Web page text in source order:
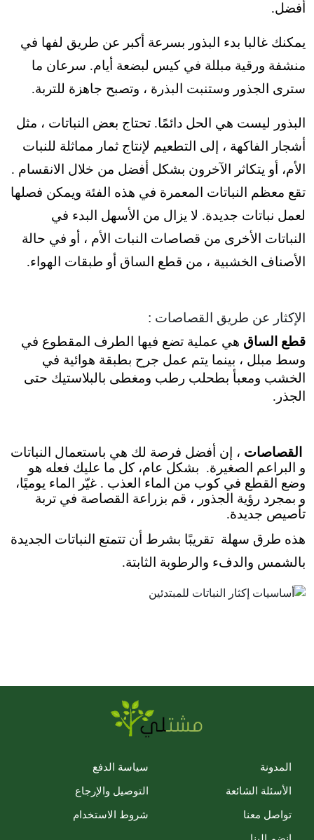
أفضل.
يمكنك غالبا بدء البذور بسرعة أكبر عن طريق لفها في
منشفة ورقية مبللة في كيس لبضعة أيام. سرعان ما
سترى الجذور وستنبت البذرة ، وتصبح جاهزة للتربة.
البذور ليست هي الحل دائمًا. تحتاج بعض النباتات ، مثل
أشجار الفاكهة ، إلى التطعيم لإنتاج ثمار مماثلة للنبات
الأم، أو يتكاثر الآخرون بشكل أفضل من خلال الانقسام .
تقع معظم النباتات المعمرة في هذه الفئة ويمكن فصلها
لعمل نباتات جديدة. لا يزال من الأسهل البدء في
النباتات الأخرى من قصاصات النبات الأم ، أو في حالة
الأصناف الخشبية ، من قطع الساق أو طبقات الهواء.
الإكثار عن طريق القصاصات :
قطع الساق هي عملية تضع فيها الطرف المقطوع في
وسط مبلل ، بينما يتم عمل جرح بطبقة هوائية في
الخشب ومعبأ بطحلب رطب ومغطى بالبلاستيك حتى
الجذر.
القصاصات ، إن أفضل فرصة لك هي باستعمال النباتات
و البراعم الصغيرة. بشكل عام، كل ما عليك فعله هو
وضع القطع في كوب من الماء العذب . غيّر الماء يوميًا،
و بمجرد رؤية الجذور ، قم بزراعة القصاصة في تربة
تأصيص جديدة.
هذه طرق سهلة تقريبًا بشرط أن تتمتع النباتات الجديدة
بالشمس والدفء والرطوبة الثابتة.
المدونة
الأسئلة الشائعة
تواصل معنا
سياسة الدفع
التوصيل والإرجاع
شروط الاستخدام